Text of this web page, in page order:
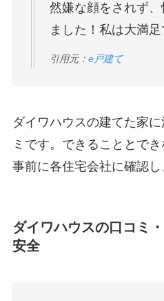
然嫌な顔をされず
ました！私は大満足
引用元： e戸建て
ダイワハウスの建てた家
ミです。できることとでき
事前に各住宅会社に確認し
ダイワハウスの口コミ
安全